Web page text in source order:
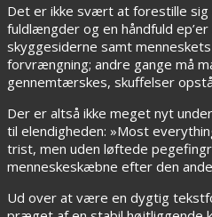
Det er ikke svært at forestille sig
fuldlængder og en håndfuld
skyggesiderne samt
forvrængning; andre gange må
gennemtærskes, skuffelser
Der er altså ikke meget nyt
til elendigheden: »Most
trist, men uden løftede
menneskeskæbne efter den
Ud over at være en dygtig